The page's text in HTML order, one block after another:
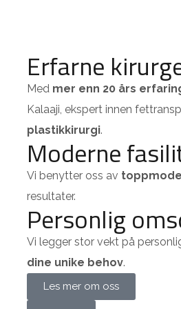
Erfarne
Med mer enn 20 års
Kalaaji, ekspert innen
plastikkirurgi.
Moderne
Vi benytter oss av
resultater.
Personlig
Vi legger stor vekt på
dine unike behov.
Les mer om oss